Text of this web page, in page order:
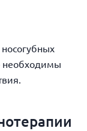
необходимы